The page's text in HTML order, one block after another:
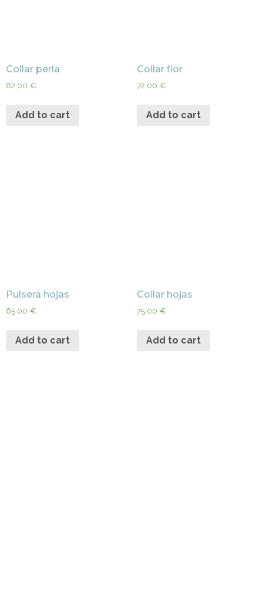
Collar perla
82,00 €
Add to cart
Collar flor
72,00 €
Add to cart
Pulsera hojas
65,00 €
Add to cart
Collar hojas
75,00 €
Add to cart